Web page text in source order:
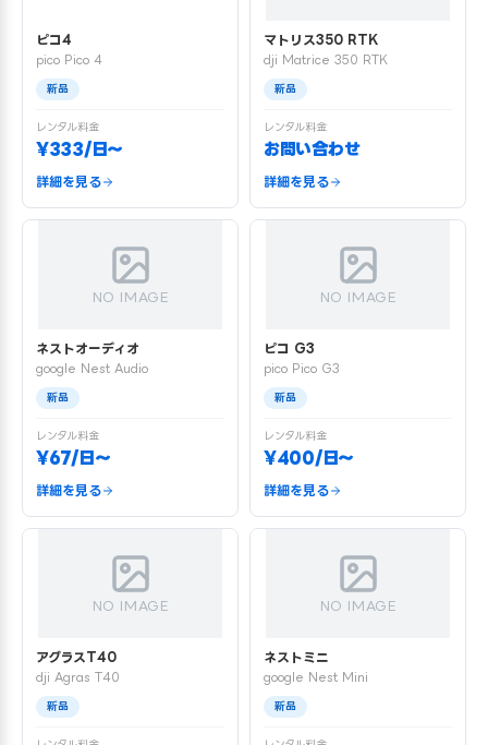
ピコ4
pico Pico 4
新品
レンタル料金
¥333/日〜
詳細を見る
マトリス350 RTK
dji Matrice 350 RTK
新品
レンタル料金
お問い合わせ
詳細を見る
NO IMAGE
ネストオーディオ
google Nest Audio
新品
レンタル料金
¥67/日〜
詳細を見る
NO IMAGE
ピコ G3
pico Pico G3
新品
レンタル料金
¥400/日〜
詳細を見る
NO IMAGE
アグラスT40
dji Agras T40
新品
NO IMAGE
ネストミニ
google Nest Mini
新品